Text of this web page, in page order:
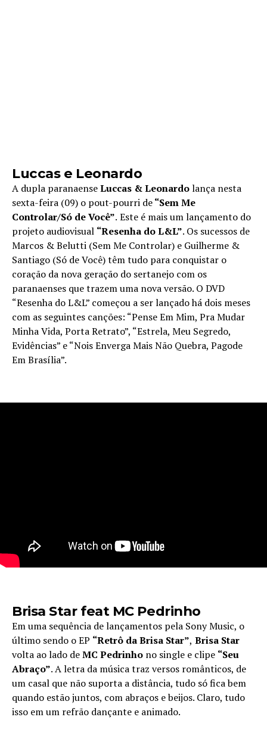
Luccas e Leonardo
A dupla paranaenseLuccas & Leonardolança nesta
sexta-feira (09) o pout-pourri de“Sem Me
Controlar/Só de Você”. Este é mais um lançamento do
projeto audiovisual “Resenha do L&L”. Os sucessos de
Marcos & Belutti (Sem Me Controlar) e Guilherme &
Santiago (Só de Você) têm tudo para conquistar o
coração da nova geração do sertanejo com os
paranaenses que trazem uma nova versão. O DVD
“Resenha do L&L” começou a ser lançado há dois meses
com as seguintes canções: “Pense Em Mim, Pra Mudar
Minha Vida, Porta Retrato”, “Estrela, Meu Segredo,
Evidências” e “Nois Enverga Mais Não Quebra, Pagode
Em Brasília”.
Brisa Star feat MC Pedrinho
Em uma sequência de lançamentos pela Sony Music, o
último sendo o EP “Retrô da Brisa Star”, Brisa Star
volta ao lado deMC Pedrinho no single e clipe “Seu
Abraço”. A letra da música traz versos românticos, de
um casal que não suporta a distância, tudo só fica bem
quando estão juntos, com abraços e beijos. Claro, tudo
isso em um refrão dançante e animado.